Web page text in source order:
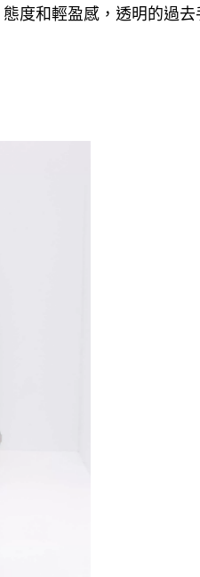
態度和輕盈感 ， 透明的過